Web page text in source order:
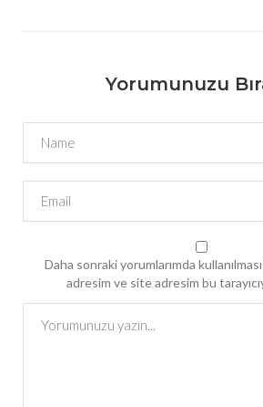
Yorumunuzu
Daha sonraki yorumlarımda
adresim ve site adresim bu